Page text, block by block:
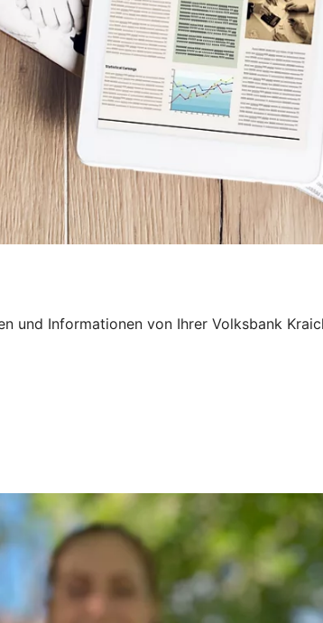
und Informationen von Ihrer Volksbank